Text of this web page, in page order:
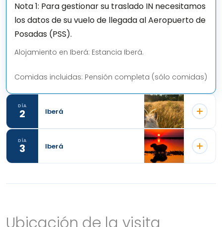
Nota 1: Para gestionar su traslado IN necesitamos
los datos de su vuelo de llegada al Aeropuerto de
Posadas (PSS).
Alojamiento en Iberá: Estancia Iberá.
Comidas incluidas: Pensión completa (sólo comidas)
DÍA
2 Iberá
DÍA
3 Iberá